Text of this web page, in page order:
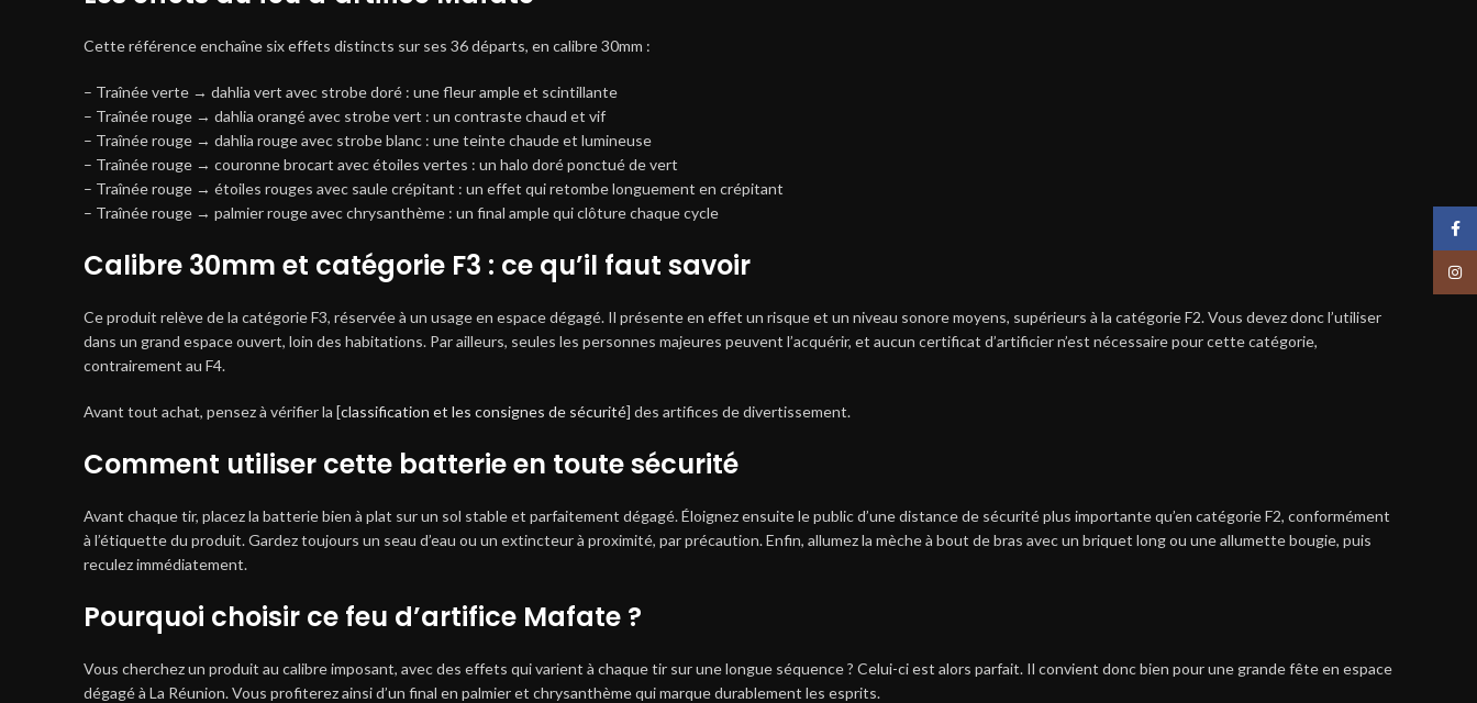
Cette référence enchaîne six effets distincts sur ses 36 départs, en calibre 30mm :
– Traînée verte → dahlia vert avec strobe doré : une fleur ample et scintillante
– Traînée rouge → dahlia orangé avec strobe vert : un contraste chaud et vif
– Traînée rouge → dahlia rouge avec strobe blanc : une teinte chaude et lumineuse
– Traînée rouge → couronne brocart avec étoiles vertes : un halo doré ponctué de vert
– Traînée rouge → étoiles rouges avec saule crépitant : un effet qui retombe longuement en crépitant
– Traînée rouge → palmier rouge avec chrysanthème : un final ample qui clôture chaque cycle
Calibre 30mm et catégorie F3 : ce qu’il faut savoir
Ce produit relève de la catégorie F3, réservée à un usage en espace dégagé. Il présente en effet un risque et un niveau sonore moyens, supérieurs à la catégorie F2. Vous devez donc l’utiliser
dans un grand espace ouvert, loin des habitations. Par ailleurs, seules les personnes majeures peuvent l’acquérir, et aucun certificat d’artificier n’est nécessaire pour cette catégorie,
contrairement au F4.
Avant tout achat, pensez à vérifier la [classification et les consignes de sécurité] des artifices de divertissement.
Comment utiliser cette batterie en toute sécurité
Avant chaque tir, placez la batterie bien à plat sur un sol stable et parfaitement dégagé. Éloignez ensuite le public d’une distance de sécurité plus importante qu’en catégorie F2, conformément
à l’étiquette du produit. Gardez toujours un seau d’eau ou un extincteur à proximité, par précaution. Enfin, allumez la mèche à bout de bras avec un briquet long ou une allumette bougie, puis
reculez immédiatement.
Pourquoi choisir ce feu d’artifice Mafate ?
Vous cherchez un produit au calibre imposant, avec des effets qui varient à chaque tir sur une longue séquence ? Celui-ci est alors parfait. Il convient donc bien pour une grande fête en espace
dégagé à La Réunion. Vous profiterez ainsi d’un final en palmier et chrysanthème qui marque durablement les esprits.